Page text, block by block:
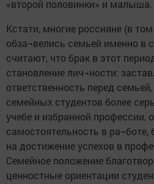
«второй половинки» и малыша.
Кстати, многие россияне (в
обза¬велись семьей именно в
считают, что брак в этот
становление лич¬ности:
ответственность перед
семейных студентов более
учебе и избранной профессии,
самостоятельность в
на достижение успехов в
Семейное положение
ценностные ориентации